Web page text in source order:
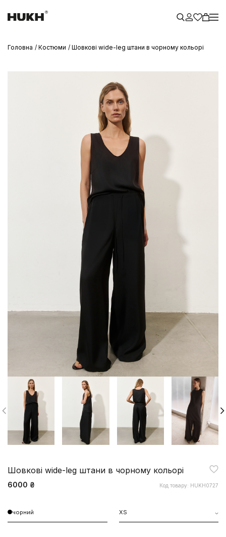
Головна Костюми Шовкові wide-leg штани в чорному кольорі
Шовкові wide-leg штани в чорному кольорі
6000 ₴ Код товару: HUKH0727
чорний XS